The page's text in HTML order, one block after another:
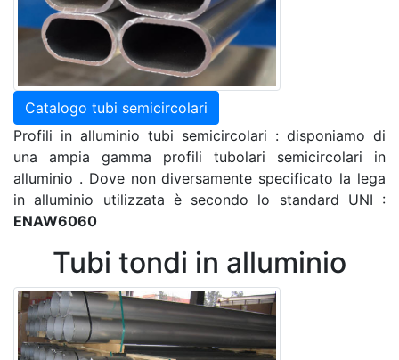
Catalogo tubi semicircolari
Profili in alluminio tubi semicircolari : disponiamo di
una ampia gamma profili tubolari semicircolari in
alluminio . Dove non diversamente specificato la lega
in alluminio utilizzata è secondo lo standard UNI :
ENAW6060
Tubi tondi in alluminio